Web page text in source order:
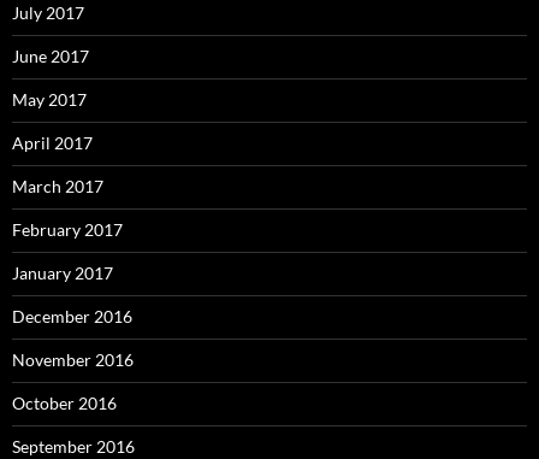
July 2017
June 2017
May 2017
April 2017
March 2017
February 2017
January 2017
December 2016
November 2016
October 2016
September 2016